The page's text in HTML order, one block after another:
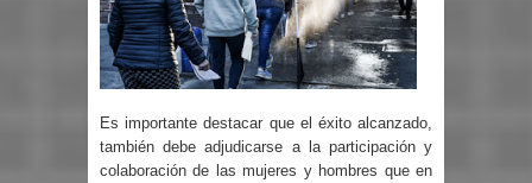
Es importante destacar que el éxito alcanzado,
también debe adjudicarse a la participación y
colaboración de las mujeres y hombres que en